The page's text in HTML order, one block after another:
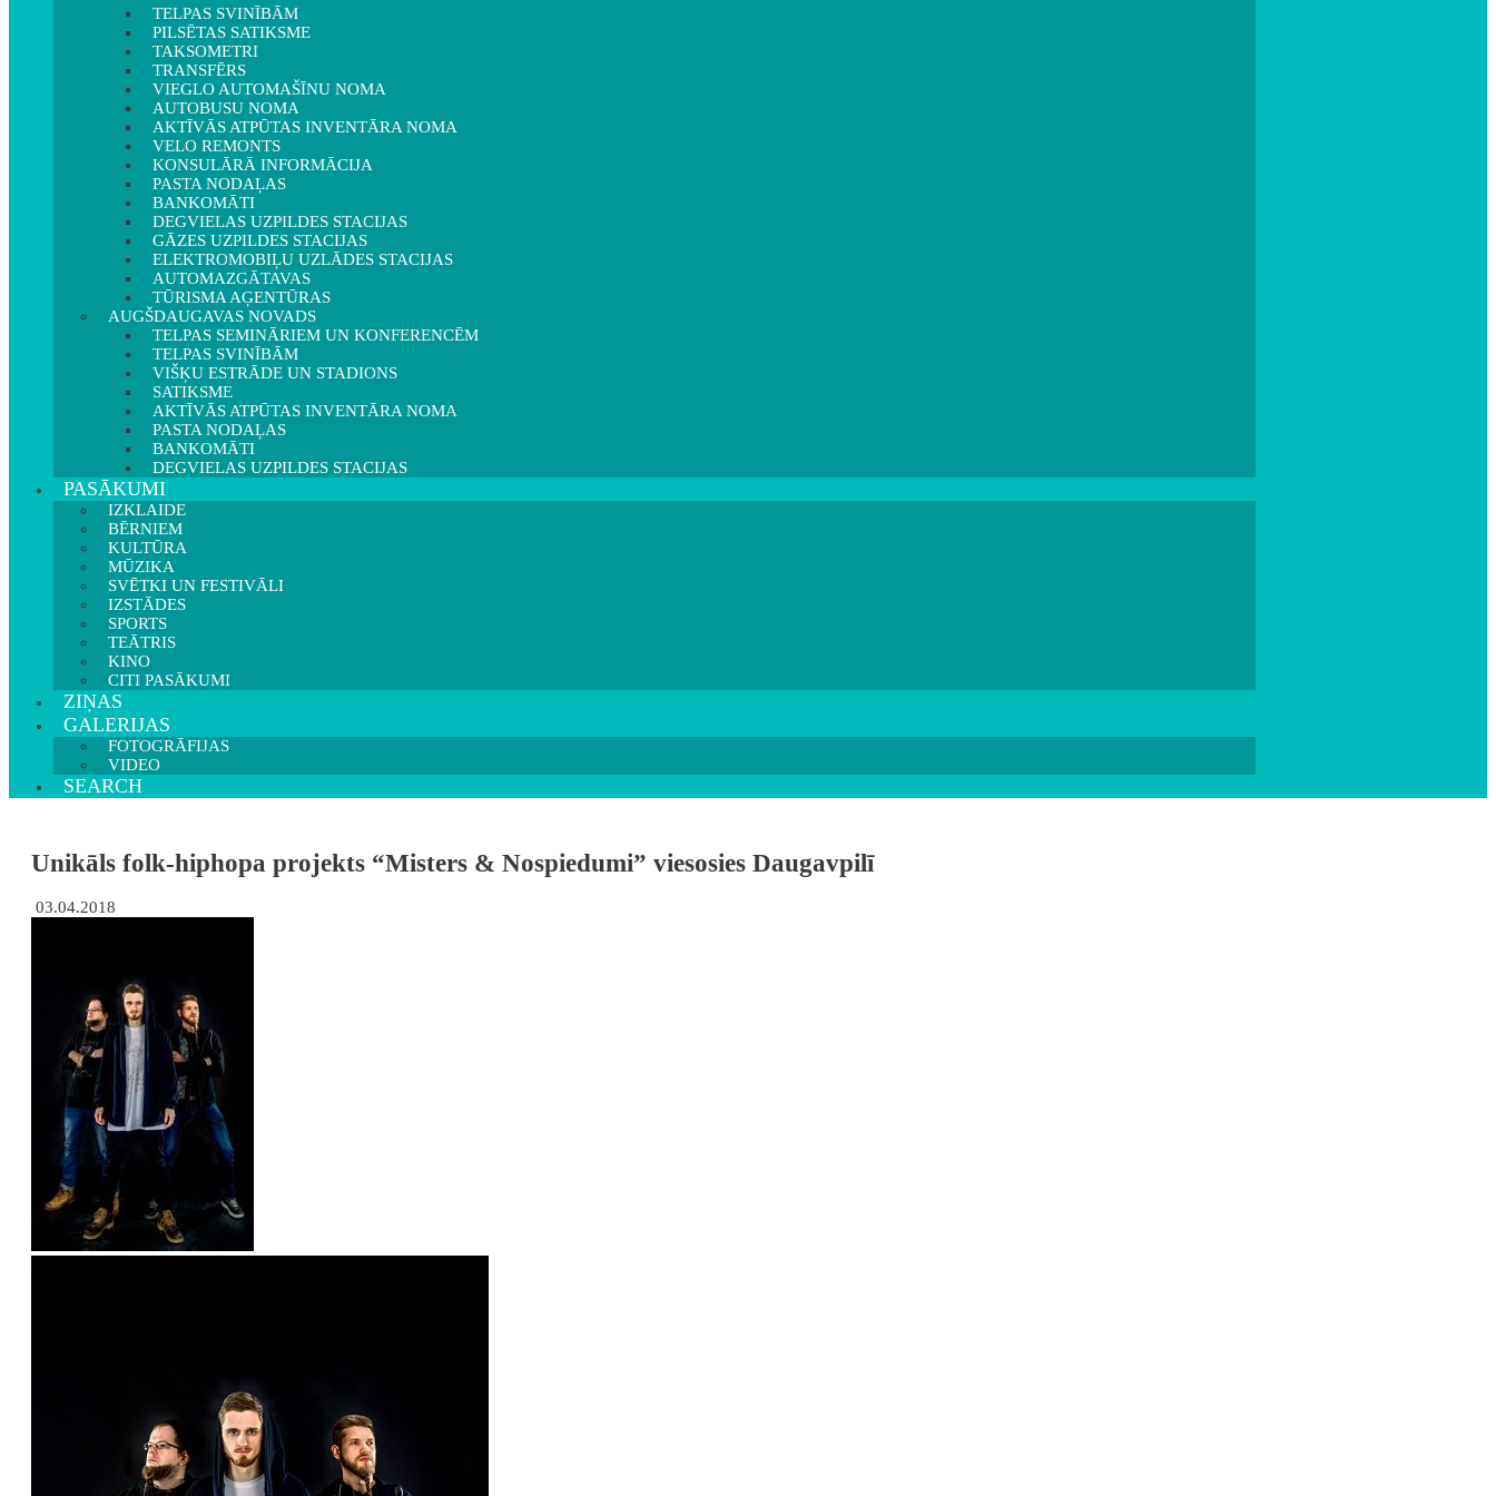
TELPAS SVINĪBĀM
PILSĒTAS SATIKSME
TAKSOMETRI
TRANSFĒRS
VIEGLO AUTOMAŠĪNU NOMA
AUTOBUSU NOMA
AKTĪVĀS ATPŪTAS INVENTĀRA NOMA
VELO REMONTS
KONSULĀRĀ INFORMĀCIJA
PASTA NODAĻAS
BANKOMĀTI
DEGVIELAS UZPILDES STACIJAS
GĀZES UZPILDES STACIJAS
ELEKTROMOBIĻU UZLĀDES STACIJAS
AUTOMAZGĀTAVAS
TŪRISMA AĢENTŪRAS
AUGŠDAUGAVAS NOVADS
TELPAS SEMINĀRIEM UN KONFERENCĒM
TELPAS SVINĪBĀM
VIŠĶU ESTRĀDE UN STADIONS
SATIKSME
AKTĪVĀS ATPŪTAS INVENTĀRA NOMA
PASTA NODAĻAS
BANKOMĀTI
DEGVIELAS UZPILDES STACIJAS
PASĀKUMI
IZKLAIDE
BĒRNIEM
KULTŪRA
MŪZIKA
SVĒTKI UN FESTIVĀLI
IZSTĀDES
SPORTS
TEĀTRIS
KINO
CITI PASĀKUMI
ZIŅAS
GALERIJAS
FOTOGRĀFIJAS
VIDEO
SEARCH
Unikāls folk-hiphopa projekts “Misters & Nospiedumi” viesosies Daugavpilī
03.04.2018